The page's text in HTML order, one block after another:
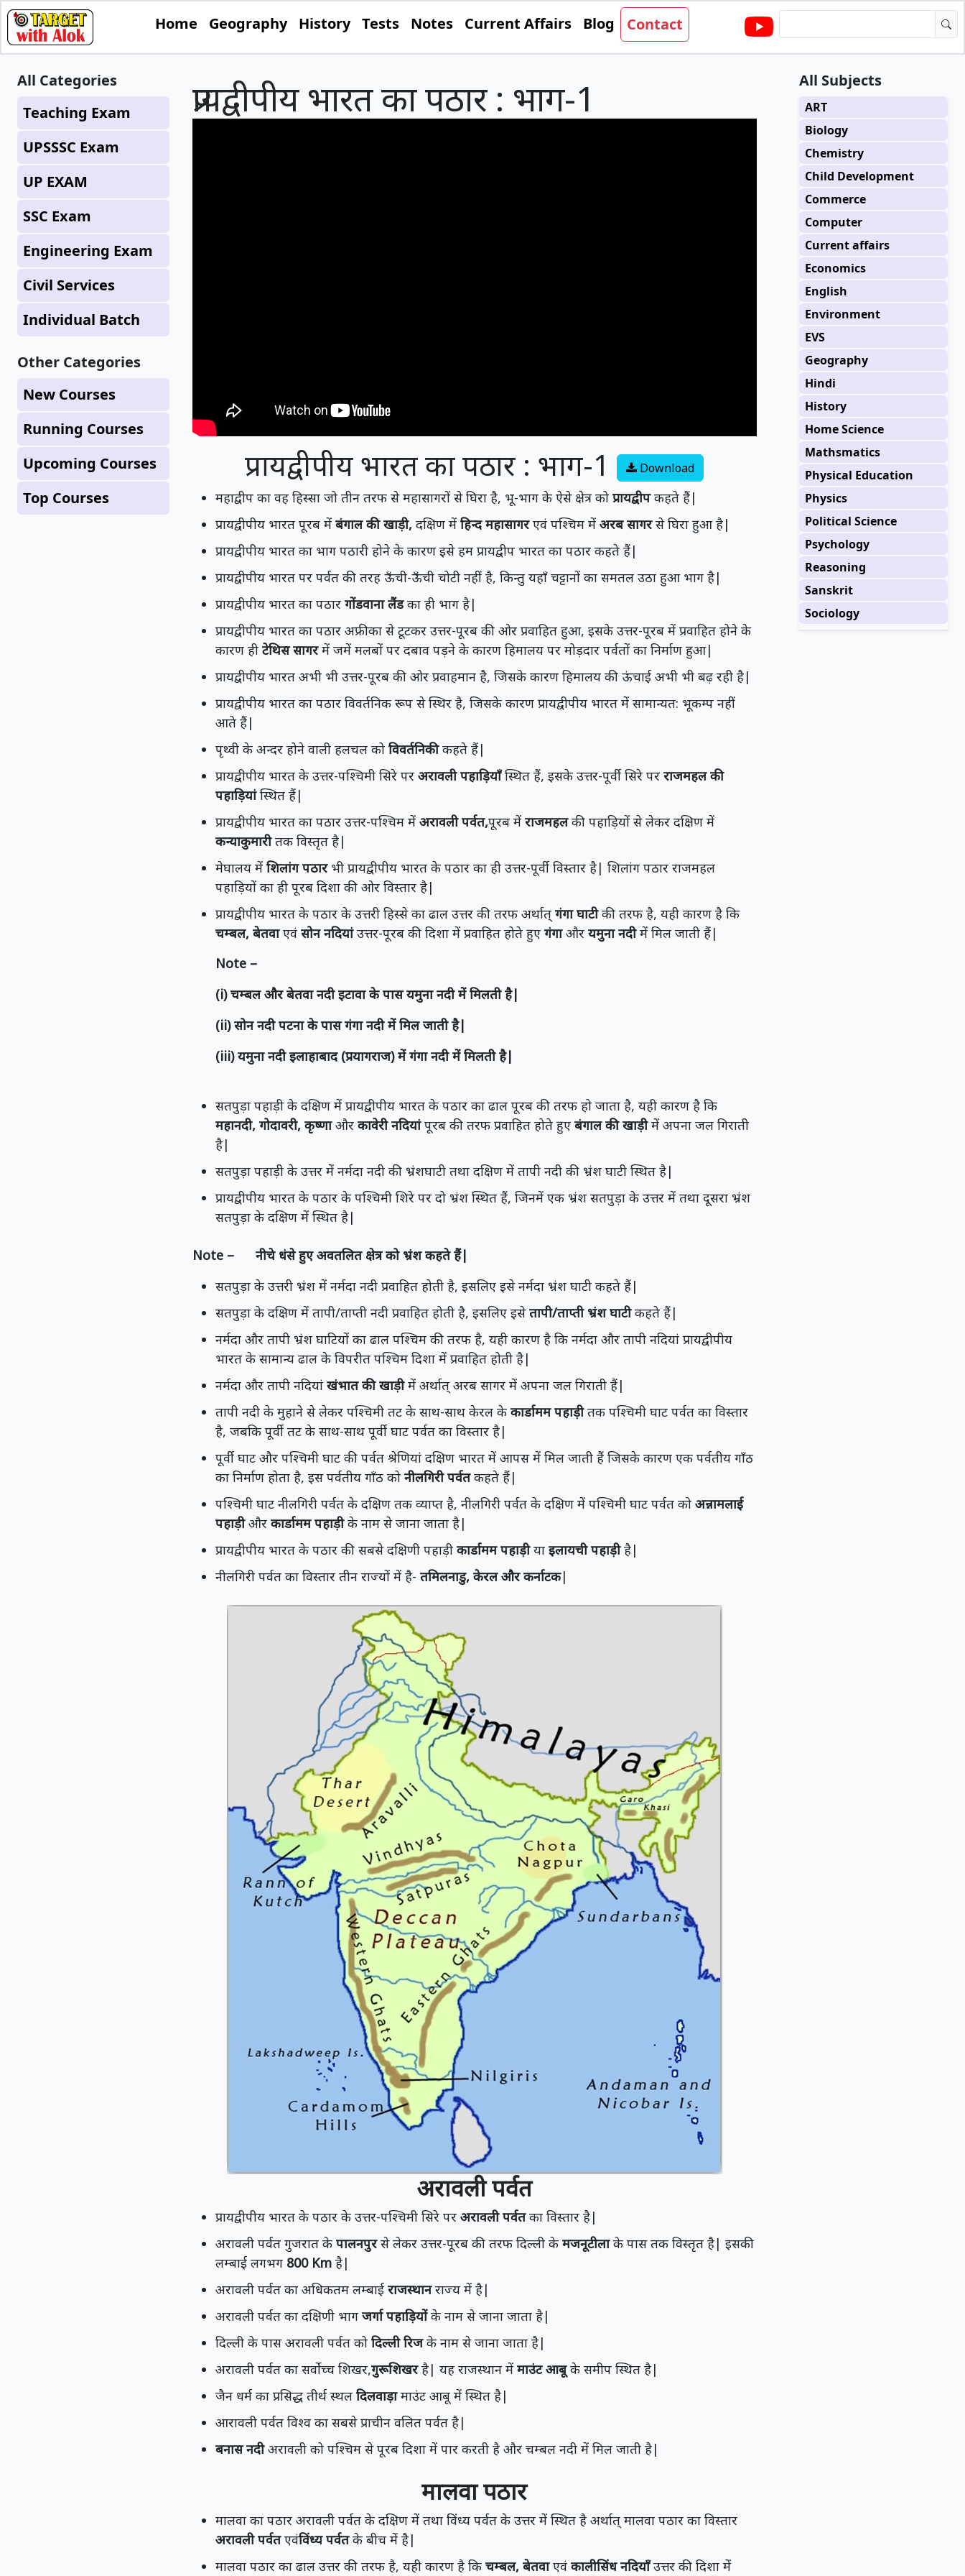
Home Geography History Tests Notes Current Affairs Blog Contact
All Categories
Teaching Exam
UPSSSC Exam
UP EXAM
SSC Exam
Engineering Exam
Civil Services
Individual Batch
Other Categories
New Courses
Running Courses
Upcoming Courses
Top Courses
All Subjects
ART
Biology
Chemistry
Child Development
Commerce
Computer
Current affairs
Economics
English
Environment
EVS
Geography
Hindi
History
Home Science
Mathsmatics
Physical Education
Physics
Political Science
Psychology
Reasoning
Sanskrit
Sociology
प्रायद्वीपीय भारत का पठार : भाग-1
प्रायद्वीपीय भारत का पठार : भाग-1 Download
महाद्वीप का वह हिस्सा जो तीन तरफ से महासागरों से घिरा है, भू-भाग के ऐसे क्षेत्र को प्रायद्वीपकहते हैं|
प्रायद्वीपीय भारत पूरब में बंगाल की खाड़ी, दक्षिण में हिन्द महासागरएवं पश्चिम में अरब सागरसे घिरा हुआ है|
प्रायद्वीपीय भारत का भाग पठारी होने के कारण इसे हम प्रायद्वीप भारत का पठार कहते हैं|
प्रायद्वीपीय भारत पर पर्वत की तरह ऊँची-ऊँची चोटी नहीं है, किन्तु यहाँ चट्टानों का समतल उठा हुआ भाग है|
प्रायद्वीपीय भारत का पठार गोंडवाना लैंडका ही भाग है|
प्रायद्वीपीय भारत का पठार अफ्रीका से टूटकर उत्तर-पूरब की ओर प्रवाहित हुआ, इसके उत्तर-पूरब में प्रवाहित होने के
कारण ही टेथिस सागरमें जमें मलबों पर दबाव पड़ने के कारण हिमालय पर मोड़दार पर्वतों का निर्माण हुआ|
प्रायद्वीपीय भारत अभी भी उत्तर-पूरब की ओर प्रवाहमान है, जिसके कारण हिमालय की ऊंचाई अभी भी बढ़ रही है|
प्रायद्वीपीय भारत का पठार विवर्तनिक रूप से स्थिर है, जिसके कारण प्रायद्वीपीय भारत में सामान्यत: भूकम्प नहीं
आते हैं|
पृथ्वी के अन्दर होने वाली हलचल को विवर्तनिकीकहते हैं|
प्रायद्वीपीय भारत के उत्तर-पश्चिमी सिरे पर अरावली पहाड़ियाँस्थित हैं, इसके उत्तर-पूर्वी सिरे पर राजमहल की
पहाड़ियांस्थित हैं|
प्रायद्वीपीय भारत का पठार उत्तर-पश्चिम में अरावली पर्वत,पूरब में राजमहलकी पहाड़ियों से लेकर दक्षिण में
कन्याकुमारीतक विस्तृत है|
मेघालय में शिलांग पठारभी प्रायद्वीपीय भारत के पठार का ही उत्तर-पूर्वी विस्तार है| शिलांग पठार राजमहल
पहाड़ियों का ही पूरब दिशा की ओर विस्तार है|
प्रायद्वीपीय भारत के पठार के उत्तरी हिस्से का ढाल उत्तर की तरफ अर्थात् गंगा घाटीकी तरफ है, यही कारण है कि
चम्बल, बेतवाएवं सोन नदियांउत्तर-पूरब की दिशा में प्रवाहित होते हुए गंगाऔर यमुना नदीमें मिल जाती हैं|
Note –
(i) चम्बल और बेतवा नदी इटावा के पास यमुना नदी में मिलती है|
(ii) सोन नदी पटना के पास गंगा नदी में मिल जाती है|
(iii) यमुना नदी इलाहाबाद (प्रयागराज) में गंगा नदी में मिलती है|
सतपुड़ा पहाड़ी के दक्षिण में प्रायद्वीपीय भारत के पठार का ढाल पूरब की तरफ हो जाता है, यही कारण है कि
महानदी, गोदावरी, कृष्णाऔर कावेरी नदियांपूरब की तरफ प्रवाहित होते हुए बंगाल की खाड़ीमें अपना जल गिराती
है|
सतपुड़ा पहाड़ी के उत्तर में नर्मदा नदी की भ्रंशघाटी तथा दक्षिण में तापी नदी की भ्रंश घाटी स्थित है|
प्रायद्वीपीय भारत के पठार के पश्चिमी शिरे पर दो भ्रंश स्थित हैं, जिनमें एक भ्रंश सतपुड़ा के उत्तर में तथा दूसरा भ्रंश
सतपुड़ा के दक्षिण में स्थित है|
Note – नीचे धंसे हुए अवतलित क्षेत्र को भ्रंश कहते हैं|
सतपुड़ा के उत्तरी भ्रंश में नर्मदा नदी प्रवाहित होती है, इसलिए इसे नर्मदा भ्रंश घाटी कहते हैं|
सतपुड़ा के दक्षिण में तापी/ताप्ती नदी प्रवाहित होती है, इसलिए इसेतापी/ताप्ती भ्रंश घाटीकहते हैं|
नर्मदा और तापी भ्रंश घाटियों का ढाल पश्चिम की तरफ है, यही कारण है कि नर्मदा और तापी नदियां प्रायद्वीपीय
भारत के सामान्य ढाल के विपरीत पश्चिम दिशा में प्रवाहित होती है|
नर्मदा और तापी नदियां खंभात की खाड़ीमें अर्थात् अरब सागर में अपना जल गिराती हैं|
तापी नदी के मुहाने से लेकर पश्चिमी तट के साथ-साथ केरल के कार्डामम पहाड़ीतक पश्चिमी घाट पर्वत का विस्तार
है, जबकि पूर्वी तट के साथ-साथ पूर्वी घाट पर्वत का विस्तार है|
पूर्वी घाट और पश्चिमी घाट की पर्वत श्रेणियां दक्षिण भारत में आपस में मिल जाती हैं जिसके कारण एक पर्वतीय गाँठ
का निर्माण होता है, इस पर्वतीय गाँठ को नीलगिरी पर्वतकहते हैं|
पश्चिमी घाट नीलगिरी पर्वत के दक्षिण तक व्याप्त है, नीलगिरी पर्वत के दक्षिण में पश्चिमी घाट पर्वत को अन्नामलाई
पहाड़ीऔर कार्डामम पहाड़ीके नाम से जाना जाता है|
प्रायद्वीपीय भारत के पठार की सबसे दक्षिणी पहाड़ी कार्डामम पहाड़ीया इलायची पहाड़ीहै|
नीलगिरी पर्वत का विस्तार तीन राज्यों में है- तमिलनाडु, केरल और कर्नाटक|
अरावली पर्वत
प्रायद्वीपीय भारत के पठार के उत्तर-पश्चिमी सिरे पर अरावली पर्वतका विस्तार है|
अरावली पर्वत गुजरात के पालनपुरसे लेकर उत्तर-पूरब की तरफ दिल्ली के मजनूटीलाके पास तक विस्तृत है| इसकी
लम्बाई लगभग 800 Km है|
अरावली पर्वत का अधिकतम लम्बाई राजस्थानराज्य में है|
अरावली पर्वत का दक्षिणी भाग जर्गा पहाड़ियोंके नाम से जाना जाता है|
दिल्ली के पास अरावली पर्वत को दिल्ली रिजके नाम से जाना जाता है|
अरावली पर्वत का सर्वोच्च शिखर,गुरूशिखरहै| यह राजस्थान में माउंट आबूके समीप स्थित है|
जैन धर्म का प्रसिद्ध तीर्थ स्थल दिलवाड़ामाउंट आबू में स्थित है|
आरावली पर्वत विश्व का सबसे प्राचीन वलित पर्वत है|
बनास नदीअरावली को पश्चिम से पूरब दिशा में पार करती है और चम्बल नदी में मिल जाती है|
मालवा पठार
मालवा का पठार अरावली पर्वत के दक्षिण में तथा विंध्य पर्वत के उत्तर में स्थित है अर्थात् मालवा पठार का विस्तार
अरावली पर्वतएवंविंध्य पर्वतके बीच में है|
मालवा पठार का ढाल उत्तर की तरफ है, यही कारण है कि चम्बल, बेतवाएवं कालीसिंध नदियाँउत्तर की दिशा में